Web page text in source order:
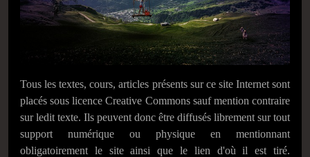
Tous les textes, cours, articles présents sur ce site Internet sont
placés sous licence Creative Commons sauf mention contraire
sur ledit texte. Ils peuvent donc être diffusés librement sur tout
support numérique ou physique en mentionnant
obligatoirement le site ainsi que le lien d'où il est tiré.